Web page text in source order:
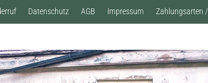
Datenschutz AGB Impressum Zahlungsarten